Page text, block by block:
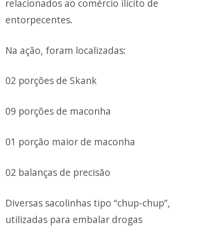
relacionados ao comércio ilícito de
entorpecentes.
Na ação, foram localizadas:
02 porções de Skank
09 porções de maconha
01 porção maior de maconha
02 balanças de precisão
Diversas sacolinhas tipo “chup-chup”,
utilizadas para embalar drogas